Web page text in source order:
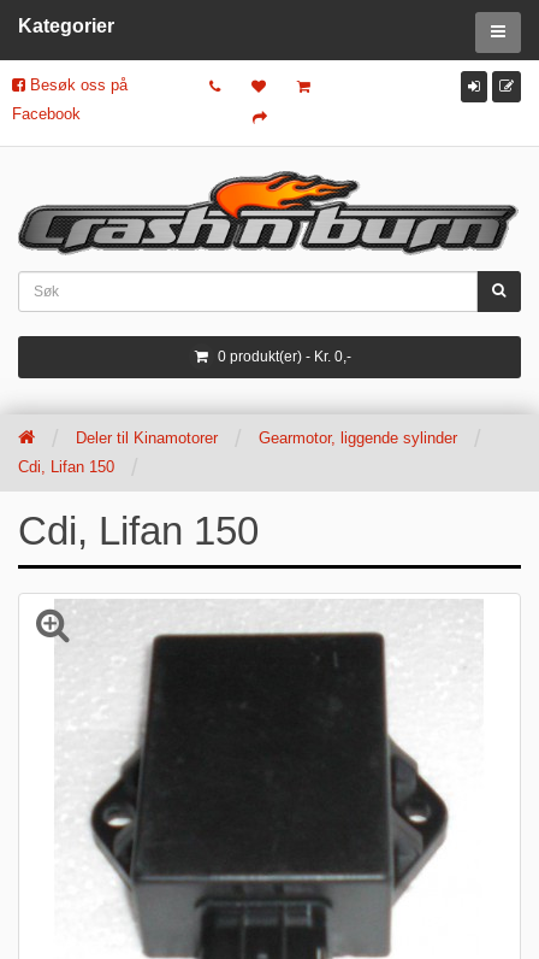
Besøk oss på
Facebook
0 produkt(er) - Kr. 0,-
Kategorier
Deler til Kinamotorer
Gearmotor, liggende sylinder
Cdi, Lifan 150
Cdi, Lifan 150